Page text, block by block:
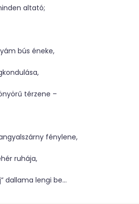
altató;
bús éneke,
térzene –
fénylene,
ruhája,
dallama lengi be…